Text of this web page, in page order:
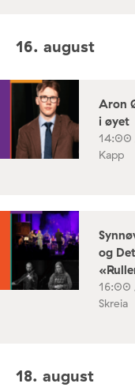
16. august
Aron
i øyet
Kapp
og
Skreia
18. august